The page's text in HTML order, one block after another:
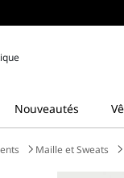
Maille et Sweats